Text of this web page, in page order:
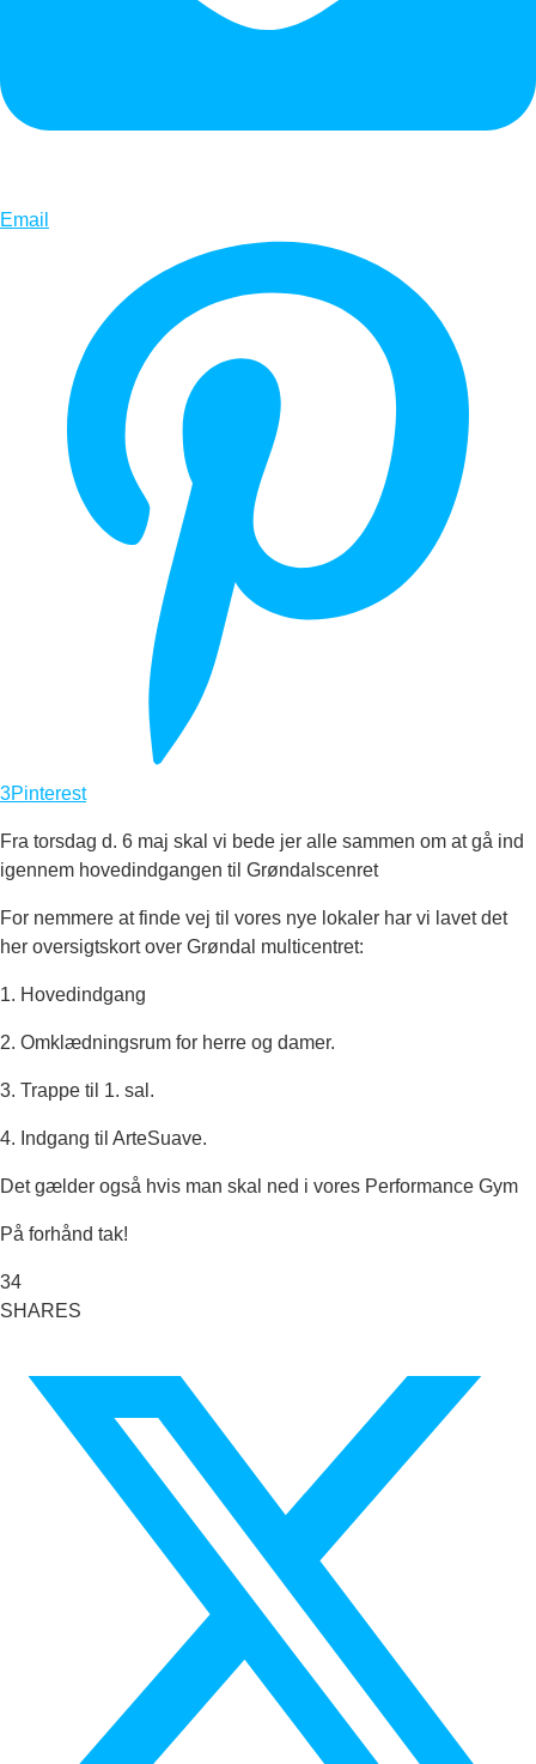
Email
3Pinterest
Fra torsdag d. 6 maj skal vi bede jer alle sammen om at gå ind
igennem hovedindgangen til Grøndalscenret
For nemmere at finde vej til vores nye lokaler har vi lavet det
her oversigtskort over Grøndal multicentret:
1. Hovedindgang
2. Omklædningsrum for herre og damer.
3. Trappe til 1. sal.
4. Indgang til ArteSuave.
Det gælder også hvis man skal ned i vores Performance Gym
På forhånd tak!
34
SHARES